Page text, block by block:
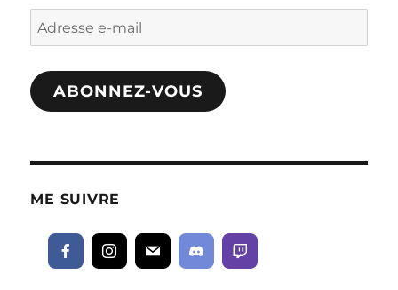
Adresse
e-
mail
ABONNEZ-VOUS
ME SUIVRE